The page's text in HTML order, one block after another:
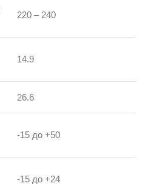
220 – 240
14.9
26.6
-15 до +50
-15 до +24